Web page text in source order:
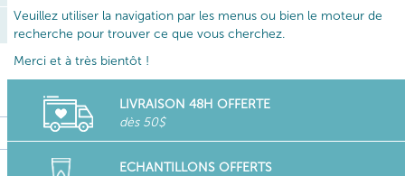
Veuillez utiliser la navigation par les menus ou bien le moteur de
recherche pour trouver ce que vous cherchez.
Merci et à très bientôt !
LIVRAISON 48H OFFERTE
dès 50$
ECHANTILLONS OFFERTS